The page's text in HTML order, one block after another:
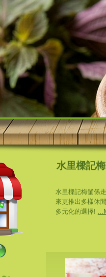
水里樑記
水里樑記梅舖係
來更推出多樣休
多元化的選擇!